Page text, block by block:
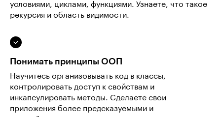
условиями, циклами, функциями. Узнаете, что такое
рекурсия и область видимости.
Понимать принципы ООП
Научитесь организовывать код в классы,
контролировать доступ к свойствам и
инкапсулировать методы. Сделаете свои
приложения более предсказуемыми и